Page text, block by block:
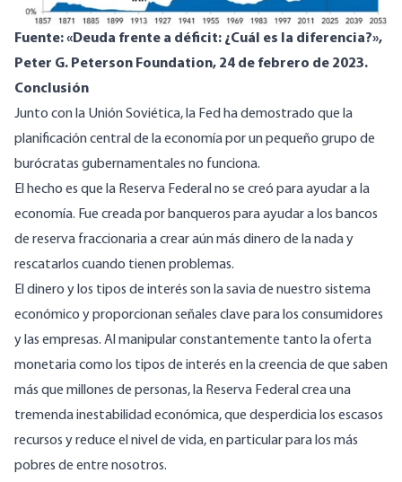
Fuente: «Deuda frente a déficit: ¿Cuál es la diferencia?»,
Peter G. Peterson Foundation, 24 de febrero de 2023.
Conclusión
Junto con la Unión Soviética, la Fed ha demostrado que la
planificación central de la economía por un pequeño grupo de
burócratas gubernamentales no funciona.
El hecho es que la Reserva Federal no se creó para ayudar a la
economía. Fue creada por banqueros para ayudar a los bancos
de reserva fraccionaria a crear aún más dinero de la nada y
rescatarlos cuando tienen problemas.
El dinero y los tipos de interés son la savia de nuestro sistema
económico y proporcionan señales clave para los consumidores
y las empresas. Al manipular constantemente tanto la oferta
monetaria como los tipos de interés en la creencia de que saben
más que millones de personas, la Reserva Federal crea una
tremenda inestabilidad económica, que desperdicia los escasos
recursos y reduce el nivel de vida, en particular para los más
pobres de entre nosotros.